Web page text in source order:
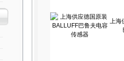
上海